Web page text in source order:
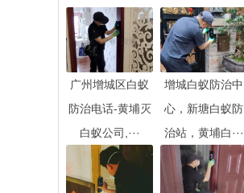
广州增城区白蚁
防治电话-黄埔灭
白蚁公司,···
增城白蚁防治中
心，新塘白蚁防
治站，黄埔白···